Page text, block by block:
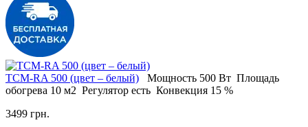
ТСM-RA 500 (цвет – белый) Мощность 500 Вт Площадь
обогрева 10 м2 Регулятор есть Конвекция 15 %
3499 грн.